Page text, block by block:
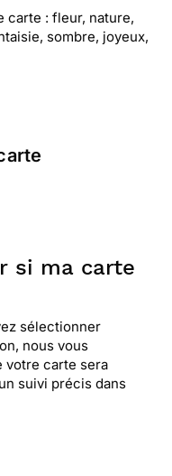
carte : fleur, nature,
sombre, joyeux,
si ma carte
sélectionner
nous vous
votre carte sera
suivi précis dans